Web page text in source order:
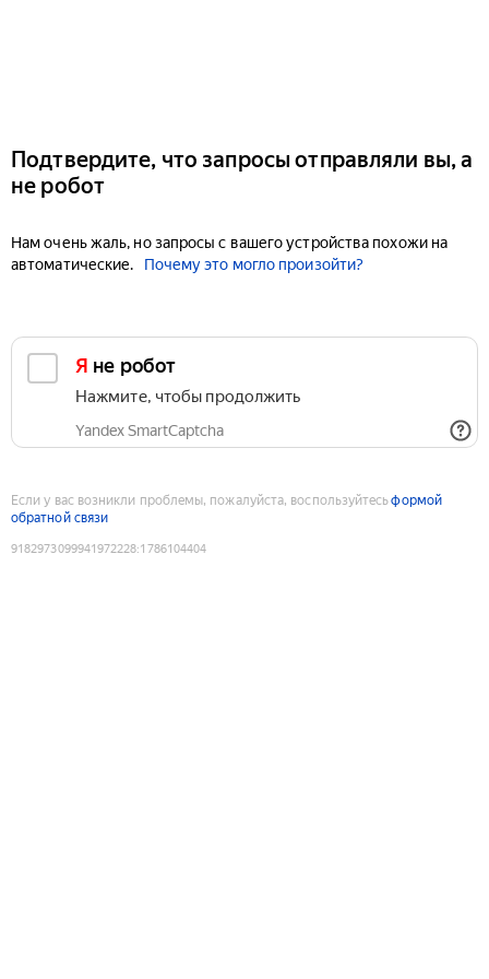
Подтвердите, что запросы отправляли вы, а
не робот
Нам очень жаль, но запросы с вашего устройства похожи на
автоматические.
Почему это могло произойти?
Я не робот
Нажмите, чтобы продолжить
Yandex SmartCaptcha
Если у вас возникли проблемы, пожалуйста, воспользуйтесьформой
обратной связи
9182973099941972228:1786104404